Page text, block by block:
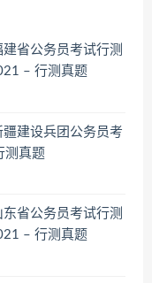
建省公务员考试行测
– 行测真题
疆建设兵团公务员考
测真题
东省公务员考试行测
– 行测真题